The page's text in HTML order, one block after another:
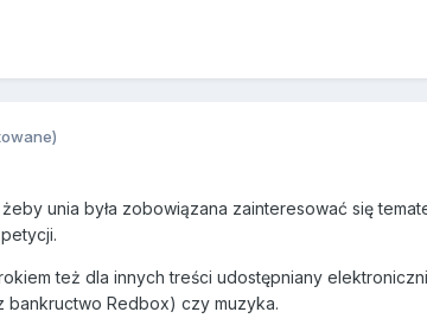
unia była zobowiązana zainteresować się
też dla innych treści udostępniany
bankructwo Redbox) czy muzyka.